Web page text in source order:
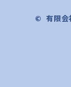
© 有限会